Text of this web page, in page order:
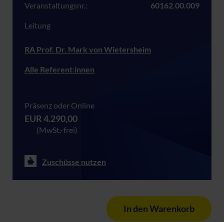
Veranstaltungsnr.: 60162.00.009
Leitung
RA Prof. Dr. Mark von Wietersheim
Alle Referent:innen
Präsenz oder Online
EUR 4.290,00
(MwSt.-frei)
Zuschüsse nutzen
In den Warenkorb